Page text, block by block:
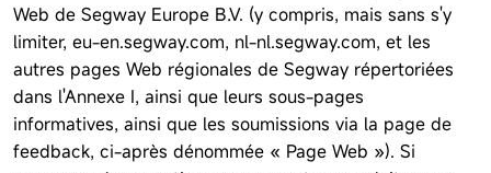
Web de Segway Europe B.V. (y compris, mais sans s'y
limiter, eu-en.segway.com, nl-nl.segway.com, et les
autres pages Web régionales de Segway répertoriées
dans l'Annexe I, ainsi que leurs sous-pages
informatives, ainsi que les soumissions via la page de
feedback, ci-après dénommée « Page Web »). Si